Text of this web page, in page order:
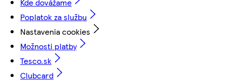
Kde dovážame
Poplatok za službu
Nastavenia cookies
Možnosti platby
Tesco.sk
Clubcard